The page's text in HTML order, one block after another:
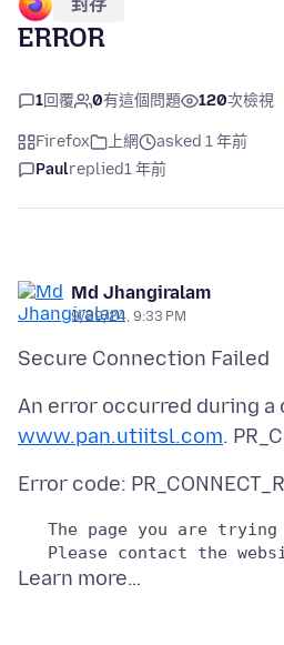
ERROR
1回覆 0有這個問題 120次檢視
Firefox 上網
asked 1 年前
Paulreplied1 年前
Md Jhangiralam
9/29/24, 9:33 PM
An error occurred during
www.pan.utiitsl.com
The page you are